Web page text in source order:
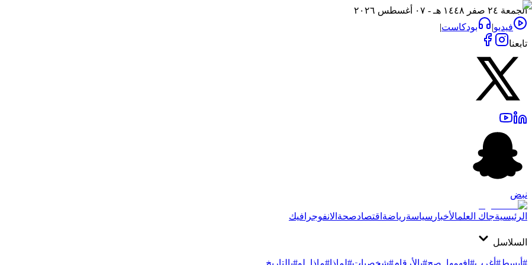
الجمعة ٢٤ صفر ١٤٤٨ هـ - ٠٧ أغسطس ٢٠٢٦
فيديو| بودكاست|
تابعنا
نبض
الرئيسيةجاك العلمالأخبار سياسةرياضة اقتصادصحة الانفوجرافيك
السلاسل
#أبسط #أغرب#افهمها_صح#بالأرقام#شخصيات#لماذا #ماذا_لو#بالتاريخ